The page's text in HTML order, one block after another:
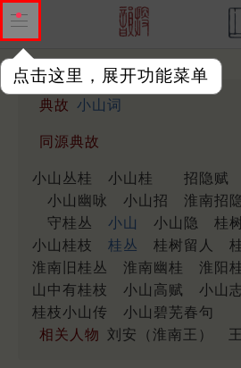
点击这里，展开功能菜单
典故 小山词
同源典故
小山丛桂 小山桂 招隐赋
小山幽咏
小山招 淮南招
守桂丛
小山 小山隐 桂
小山桂枝
桂丛 桂树留人
淮南旧桂丛
淮南幽桂 淮阳
山中有桂枝
小山高赋 小山
桂枝小山传
小山碧芜春句
相关人物
刘安（淮南王）